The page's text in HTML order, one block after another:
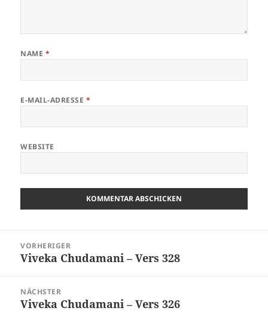
NAME *
E-MAIL-ADRESSE *
WEBSITE
VORHERIGER
Vorheriger
Viveka Chudamani – Vers 328
NÄCHSTER
Nächster
Viveka Chudamani – Vers 326